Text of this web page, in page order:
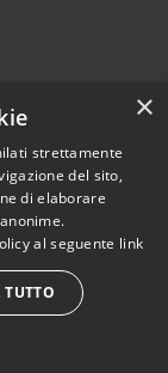
2026 • Comune di
Terme •
byMunicipium
redazione
×
strettamente
del sito,
di elaborare
al seguente link
TUTTO